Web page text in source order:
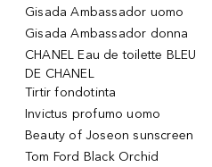
Gisada Ambassador uomo
Gisada Ambassador donna
CHANEL Eau de toilette BLEU
DE CHANEL
Tirtir fondotinta
Invictus profumo uomo
Beauty of Joseon sunscreen
Tom Ford Black Orchid